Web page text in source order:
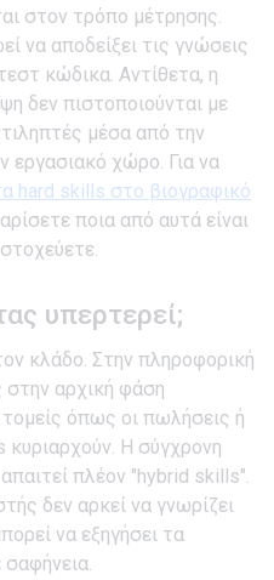
στον τρόπο μέτρησης.
να αποδείξει τις γνώσεις
κώδικα. Αντίθετα, η
δεν πιστοποιούνται με
μέσα από την
εργασιακό χώρο. Για να
hard skills στο βιογραφικό
ποια από αυτά είναι
υπερτερεί;
κλάδο. Στην πληροφορική
στην αρχική φάση
όπως οι πωλήσεις ή
Η σύγχρονη
πλέον "hybrid skills".
δεν αρκεί να γνωρίζει
να εξηγήσει τα